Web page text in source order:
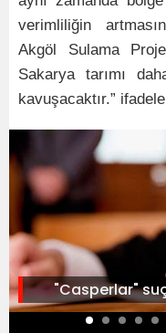
verimliliğin
Akgöl Sulama
Sakarya tarımı
kavuşacaktır.”
"Casperlar"